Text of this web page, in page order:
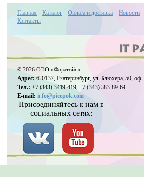
Главная Каталог Оплата и доставка Новости
Контакты
© 2026 ООО «Форатойс»
Адрес:620137, Екатеринбург, ул. Блюхера, 50, оф.
Тел.: +7 (343) 3419-419, +7 (343) 383-89-69
E-mail: info@picopok.com
Присоединяйтесь к нам в
социальных сетях: